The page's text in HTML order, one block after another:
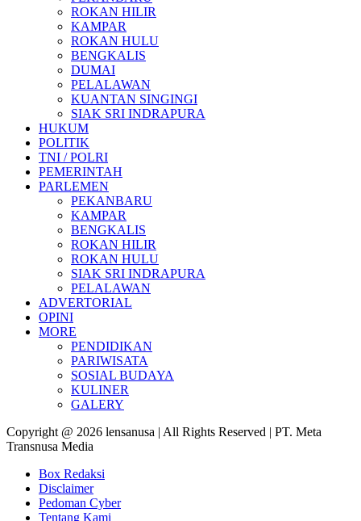
ROKAN HILIR
KAMPAR
ROKAN HULU
BENGKALIS
DUMAI
PELALAWAN
KUANTAN SINGINGI
SIAK SRI INDRAPURA
HUKUM
POLITIK
TNI / POLRI
PEMERINTAH
PARLEMEN
PEKANBARU
KAMPAR
BENGKALIS
ROKAN HILIR
ROKAN HULU
SIAK SRI INDRAPURA
PELALAWAN
ADVERTORIAL
OPINI
MORE
PENDIDIKAN
PARIWISATA
SOSIAL BUDAYA
KULINER
GALERY
Copyright @ 2026 lensanusa | All Rights Reserved | PT. Meta
Transnusa Media
Box Redaksi
Disclaimer
Pedoman Cyber
Tentang Kami